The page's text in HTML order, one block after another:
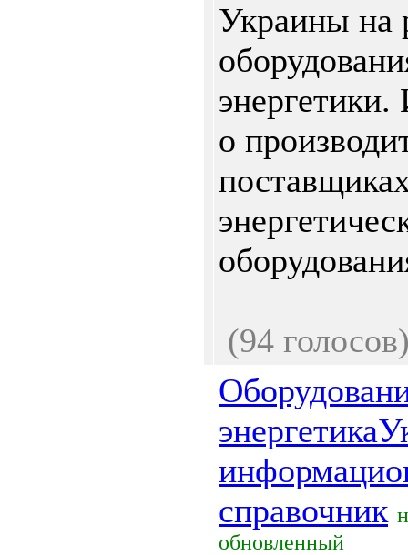
Украины на
о
(94
справочник
обновленный